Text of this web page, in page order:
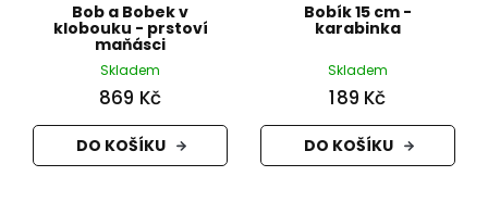
Bob a Bobek v
klobouku - prstoví
maňásci
Skladem
869 Kč
DO KOŠÍKU
Bobík 15 cm -
karabinka
Skladem
189 Kč
DO KOŠÍKU